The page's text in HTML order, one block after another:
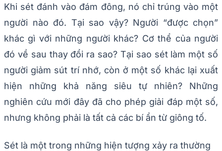
Khi sét đánh vào đám đông, nó chỉ trúng vào một
người nào đó. Tại sao vậy? Người “được chọn”
khác gì với những người khác? Cơ thể của người
đó về sau thay đổi ra sao? Tại sao sét làm một số
người giảm sút trí nhớ, còn ở một số khác lại xuất
hiện những khả năng siêu tự nhiên? Những
nghiên cứu mới đây đã cho phép giải đáp một số,
nhưng không phải là tất cả các bí ẩn từ giông tố.
Sét là một trong những hiện tượng xảy ra thường